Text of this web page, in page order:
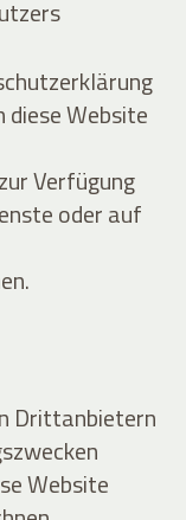
Website
Verfügung
oder auf
Drittanbietern
Website